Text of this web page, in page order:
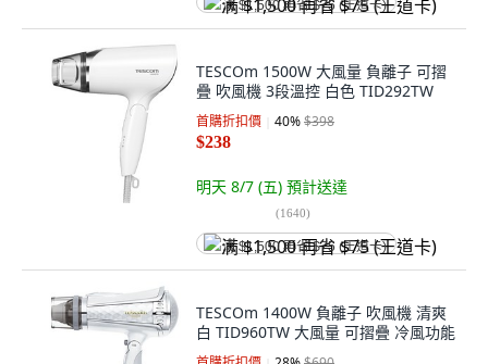
满 $1,500 再省 $75 (王道卡)
TESCOm 1500W 大風量 負離子 可摺
疊 吹風機 3段溫控 白色 TID292TW
首購折扣價 40%$398
$238
明天 8/7 (五) 預計送達
(1640)
满 $1,500 再省 $75 (王道卡)
TESCOm 1400W 負離子 吹風機 清爽
白 TID960TW 大風量 可摺疊 冷風功能